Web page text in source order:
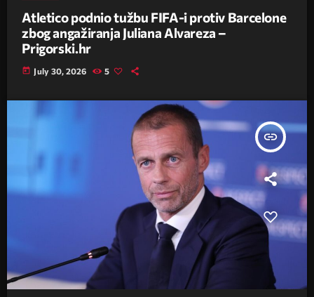
Atletico podnio tužbu FIFA-i protiv Barcelone
zbog angažiranja Juliana Alvareza –
Prigorski.hr
today July 30, 2026 5
insert_link